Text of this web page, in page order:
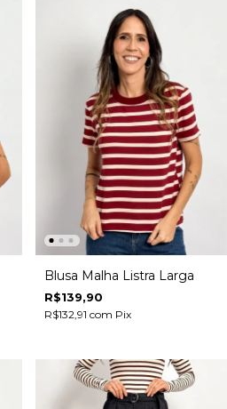
Blusa Malha Listra Larga
R$139,90
R$132,91 com Pix